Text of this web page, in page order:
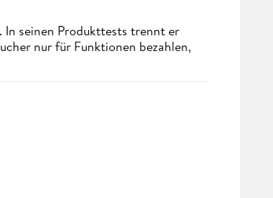
In seinen Produkttests trennt er
nur für Funktionen bezahlen,